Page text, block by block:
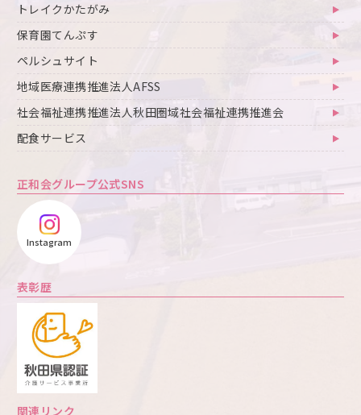
トレイクかたがみ
保育園てんぷす
ペルシュサイト
地域医療連携推進法人AFSS
社会福祉連携推進法人秋田圏域社会福祉連携推進会
配食サービス
正和会グループ公式SNS
Instagram
表彰歴
関連リンク